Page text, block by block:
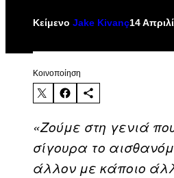
Κείμενο Jake Kivanç14
Kοινοποίηση
«Ζούμε στη γενιά
σίγουρα το
άλλον με κάποιο